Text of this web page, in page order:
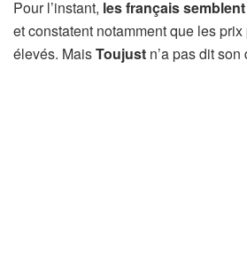
Pour l’instant, les français
et constatent notamment que les
élevés. MaisToujust n’a pas dit